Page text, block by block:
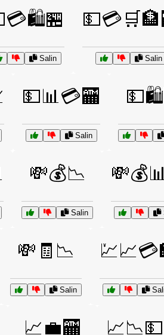
Salin Salin
💵📊💳🏧
Salin
💸💰📉
Salin
💸🧾📉
Salin
📈💼🏧